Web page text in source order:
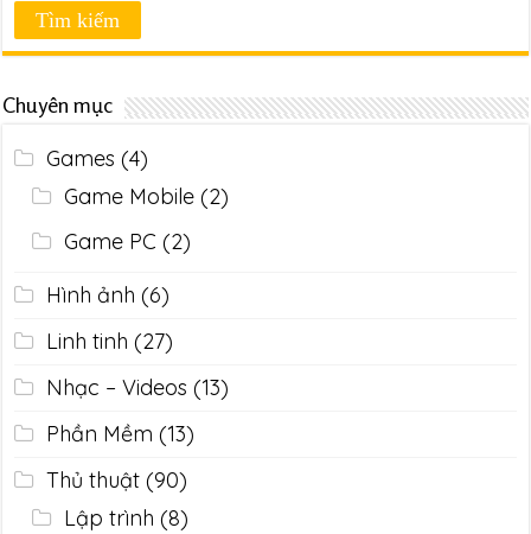
Chuyên mục
Games (4)
Game Mobile(2)
Game PC (2)
Hình ảnh (6)
Linh tinh (27)
Nhạc – Videos (13)
Phần Mềm (13)
Thủ thuật(90)
Lập trình (8)